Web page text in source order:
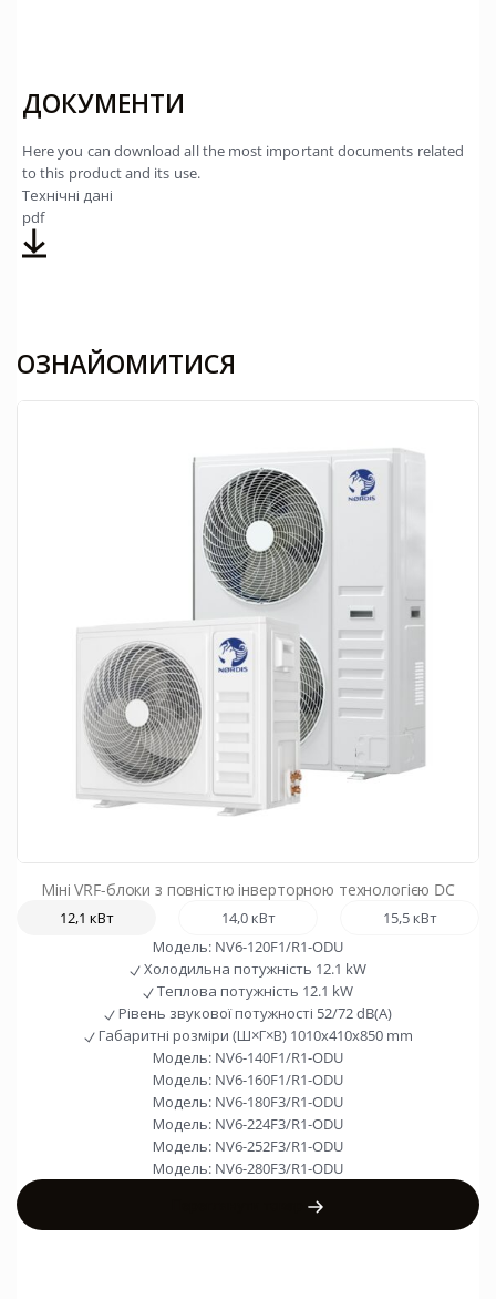
ДОКУМЕНТИ
Here you can download all the most important documents related
to this product and its use.
Технічні дані
pdf
ОЗНАЙОМИТИСЯ
Міні VRF-блоки з повністю інверторною технологією DC
12,1 кВт 14,0 кВт
15,5 кВт
Модель: NV6-120F1/R1-ODU
Холодильна потужність 12.1 kW
Теплова потужність 12.1 kW
Рівень звукової потужності 52/72 dB(A)
Габаритні розміри (Ш×Г×В) 1010x410x850 mm
Модель: NV6-140F1/R1-ODU
Модель: NV6-160F1/R1-ODU
Модель: NV6-180F3/R1-ODU
Модель: NV6-224F3/R1-ODU
Модель: NV6-252F3/R1-ODU
Модель: NV6-280F3/R1-ODU